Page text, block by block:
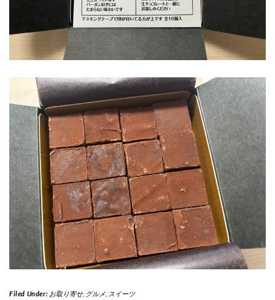
Filed Under: お取り寄せ, グルメ, スイーツ